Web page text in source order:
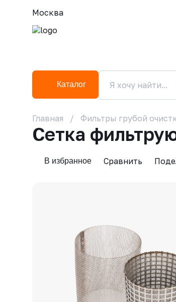
Москва
Каталог
Главная Фильтры грубой
Сетка
В избранное Сравнить